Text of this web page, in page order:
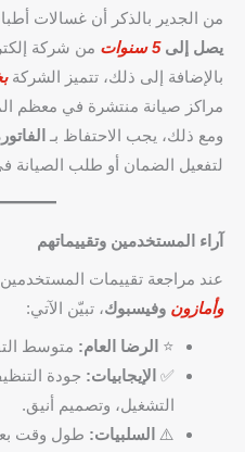
من الجدير بالذكر أن غسالات
يصل إلى5 سنوات
من شركة
بالإضافة إلى ذلك، تتميز الشركة
مراكز صيانة منتشرة في معظم
ومع ذلك، يجب الاحتفاظ بـ
لتفعيل الضمان أو طلب الصيانة
آراء المستخدمين وتقييماتهم
عند مراجعة تقييمات
وأمازون وفيسبوك، تبيّن الآتي:
⭐ الرضا العام: متوسط التقييم من
✅ الإيجابيات: جودة
التشغيل، وتصميم أنيق.
⚠️ السلبيات: طول وقت